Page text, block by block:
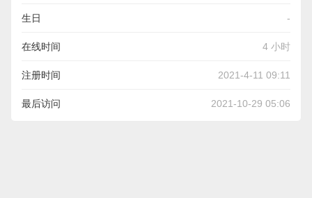
生日 -
在线时间 4 小时
注册时间 2021-4-11 09:11
最后访问 2021-10-29 05:06